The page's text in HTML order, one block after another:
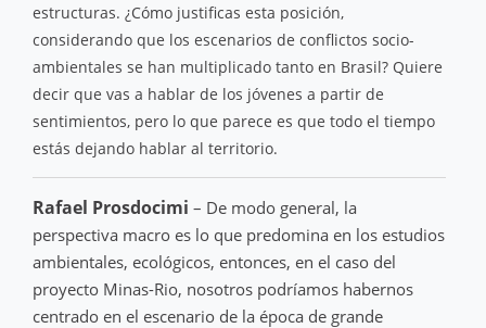
estructuras. ¿Cómo justificas esta posición,
considerando que los escenarios de conflictos socio-
ambientales se han multiplicado tanto en Brasil? Quiere
decir que vas a hablar de los jóvenes a partir de
sentimientos, pero lo que parece es que todo el tiempo
estás dejando hablar al territorio.
Rafael Prosdocimi – De modo general, la
perspectiva macro es lo que predomina en los estudios
ambientales, ecológicos, entonces, en el caso del
proyecto Minas-Rio, nosotros podríamos habernos
centrado en el escenario de la época de grande